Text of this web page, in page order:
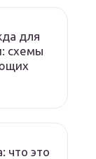
для
схемы
что это